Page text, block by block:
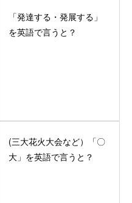
「発達する・発展する」
を英語で言うと？
(三大花火大会など）「〇
大」を英語で言うと？